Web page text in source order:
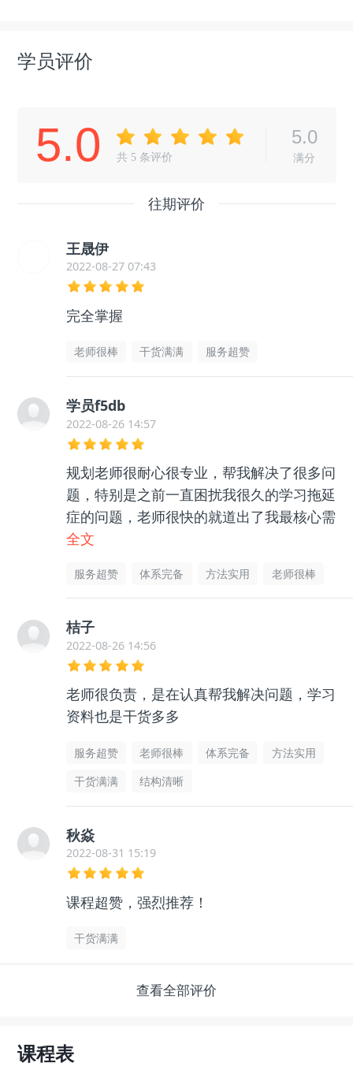
学员评价
5.0 共 5 条评价
5.0
满分
往期评价
王晟伊
2022-08-27 07:43
完全掌握
老师很棒 干货满满 服务超赞
学员f5db
2022-08-26 14:57
规划老师很耐心很专业，帮我解决了很多问
题，特别是之前一直困扰我很久的学习拖延
症的问题，老师很快的就道出了我最核心需
要解决的点，我照着做，真的让我不再那么
全文
服务超赞 体系完备 方法实用 老师很棒
桔子
2022-08-26 14:56
老师很负责，是在认真帮我解决问题，学习
资料也是干货多多
服务超赞 老师很棒 体系完备
方法实用
干货满满
结构清晰
秋焱
2022-08-31 15:19
课程超赞，强烈推荐！
干货满满
查看全部评价
课程表